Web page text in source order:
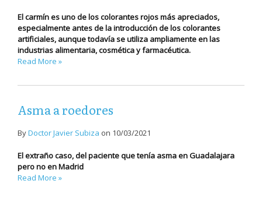
El carmín es uno de los colorantes rojos más apreciados,
especialmente antes de la introducción de los colorantes
artificiales, aunque todavía se utiliza ampliamente en las
industrias alimentaria, cosmética y farmacéutica.
Read More »
Asma a roedores
ByDoctor Javier Subiza on 10/03/2021
El extraño caso, del paciente que tenía asma en Guadalajara
pero no en Madrid
Read More »